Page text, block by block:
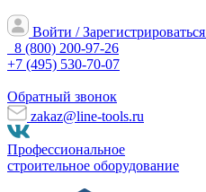
Войти / Зарегистрироваться
8 (800) 200-97-26
+7 (495) 530-70-07
Обратный звонок
zakaz@line-tools.ru
Профессиональное
строительное оборудование